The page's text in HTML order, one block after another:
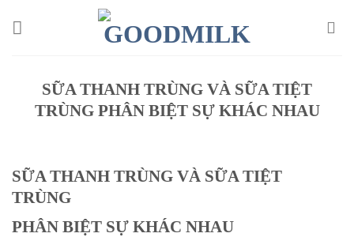
SỮA THANH TRÙNG VÀ SỮA TIỆT
TRÙNG PHÂN BIỆT SỰ KHÁC NHAU
SỮA THANH TRÙNG VÀ SỮA TIỆT
TRÙNG
PHÂN BIỆT SỰ KHÁC NHAU